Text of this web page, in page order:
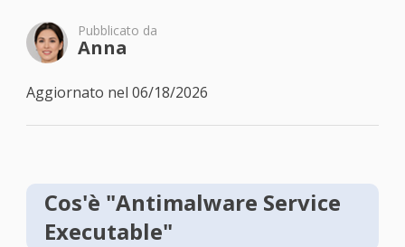
Pubblicato da
Anna
Aggiornato nel 06/18/2026
Cos'è "Antimalware Service
Executable"